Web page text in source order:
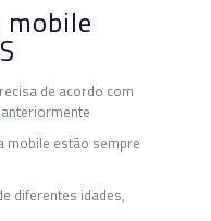
de acordo com
mobile estão sempre
diferentes idades,